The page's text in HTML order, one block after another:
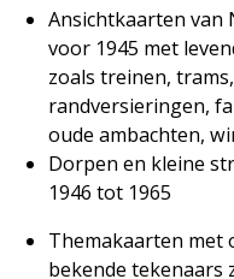
Ansichtkaarten van
voor 1945 met
zoals treinen,
randversieringen,
oude ambachten,
Dorpen en kleine
1946 tot 1965
Themakaarten met
bekende tekenaars